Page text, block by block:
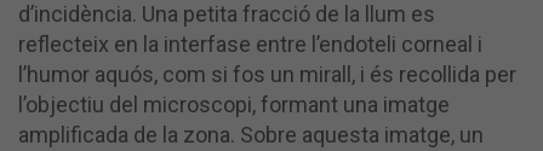
d’incidència. Una petita fracció de la llum es
reflecteix en la interfase entre l’endoteli corneal i
l’humor aquós, com si fos un mirall, i és recollida per
l’objectiu del microscopi, formant una imatge
amplificada de la zona. Sobre aquesta imatge, un